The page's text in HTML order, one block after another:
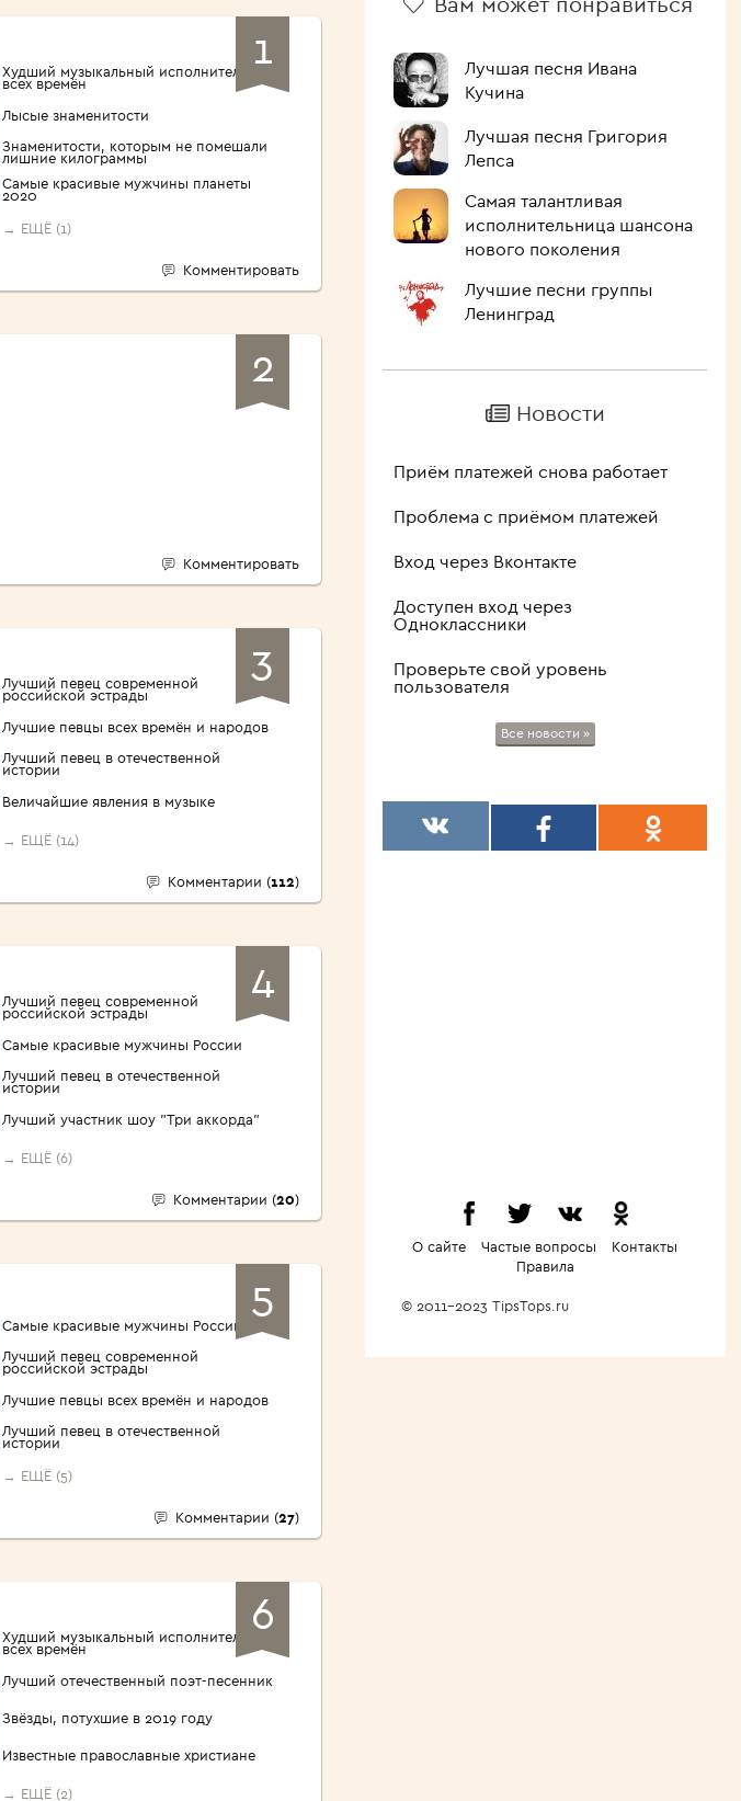
1
Худший музыкальный исполнитель
всех времён
Лысые знаменитости
Знаменитости, которым не помешали
лишние килограммы
Самые красивые мужчины планеты
2020
→ ЕЩЁ (1)
Комментировать
2
Комментировать
3
Лучший певец современной
российской эстрады
Лучшие певцы всех времён и народов
Лучший певец в отечественной
истории
Величайшие явления в музыке
→ ЕЩЁ (14)
Комментарии (112)
4
Лучший певец современной
российской эстрады
Самые красивые мужчины России
Лучший певец в отечественной
истории
Лучший участник шоу "Три аккорда"
→ ЕЩЁ (6)
Комментарии (20)
5
Самые красивые мужчины России
Лучший певец современной
российской эстрады
Лучшие певцы всех времён и народов
Лучший певец в отечественной
истории
→ ЕЩЁ (5)
Комментарии (27)
6
Худший музыкальный исполнитель
всех времён
Лучший отечественный поэт-песенник
Звёзды, потухшие в 2019 году
Известные православные христиане
→ ЕЩЁ (2)
Лучшая песня Ивана
Кучина
Лучшая песня Григория
Лепса
Самая талантливая
исполнительница шансона
нового поколения
Лучшие песни группы
Ленинград
Новости
Приём платежей снова работает
Проблема с приёмом платежей
Вход через Вконтакте
Доступен вход через
Одноклассники
Проверьте свой уровень
пользователя
Все новости »
О сайте Частые вопросы
Контакты
Правила
© 2011-2023 TipsTops.ru